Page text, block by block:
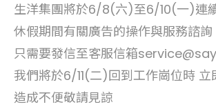
生洋集團將於6/8(六)至6/10(一)連
休假期間有關廣告的操作與服務諮詢
只需要發信至客服信箱
我們將於6/11(二)回到工作崗位時 立
造成不便敬請見諒